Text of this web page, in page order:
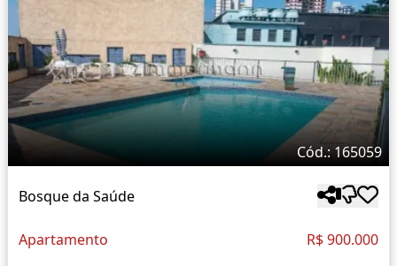
Cód.: 165059
Bosque da Saúde
Apartamento R$ 900.000